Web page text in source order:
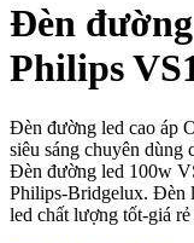
New
Đèn
Philips
Đèn đường led cao áp
siêu sáng chuyên dùng
Đèn đường led 100w
Philips-Bridgelux. Đèn
led chất lượng tốt-giá rẻ